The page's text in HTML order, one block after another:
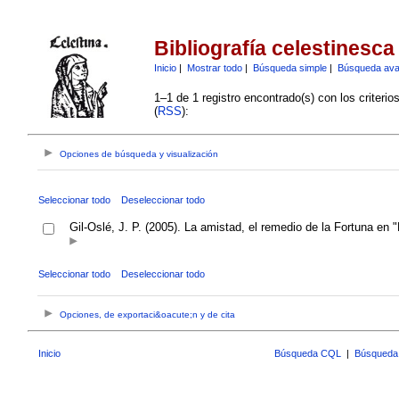
Bibliografía celestinesca
Inicio| Mostrar todo| Búsqueda simple| Búsqueda
1–1 de 1 registro encontrado(s) con los
(RSS):
Opciones de búsqueda y visualización
Seleccionar todo Deseleccionar todo
Gil-Oslé, J. P. (2005). La amistad, el remedio de la Fortuna en
Seleccionar todo Deseleccionar todo
Opciones, de exportaci&oacute;n y de cita
Inicio Búsqueda CQL |